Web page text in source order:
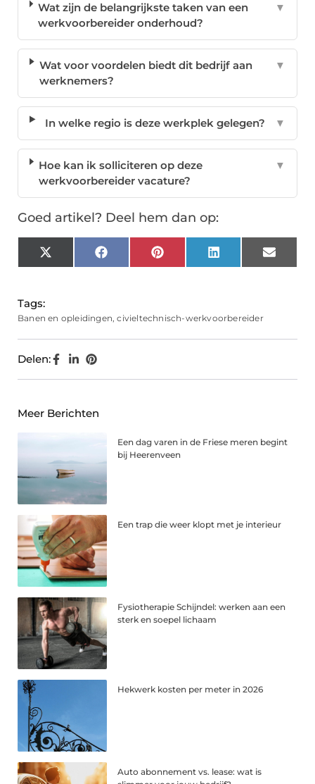
Wat zijn de belangrijkste taken van een
werkvoorbereider onderhoud?
▼
Wat voor voordelen biedt dit bedrijf aan
werknemers?
▼
In welke regio is deze werkplek gelegen? ▼
Hoe kan ik solliciteren op deze
werkvoorbereider vacature?
▼
Goed artikel? Deel hem dan op:
X
(Twitter)
FacebookPinterest LinkedIn Email
Tags:
Banen en opleidingen,civieltechnisch-werkvoorbereider
Delen:
Meer Berichten
Een dag varen in de Friese meren begint
bij Heerenveen
Een trap die weer klopt met je interieur
Fysiotherapie Schijndel: werken aan een
sterk en soepel lichaam
Hekwerk kosten per meter in 2026
Auto abonnement vs. lease: wat is